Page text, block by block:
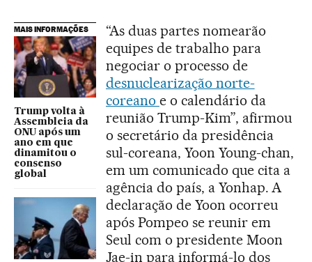
MAIS INFORMAÇÕES
Trump volta à
Assembleia da
ONU após um
ano em que
dinamitou o
consenso
global
“As duas partes nomearão
equipes de trabalho para
negociar o processo de
desnuclearização norte-
coreano e o calendário da
reunião Trump-Kim”, afirmou
o secretário da presidência
sul-coreana, Yoon Young-chan,
em um comunicado que cita a
agência do país, a Yonhap. A
declaração de Yoon ocorreu
após Pompeo se reunir em
Seul com o presidente Moon
Jae-in para informá-lo dos